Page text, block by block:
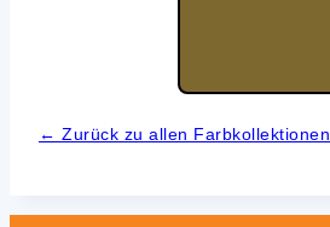
← Zurück zu allen Farb­kol­lek­tio­nen